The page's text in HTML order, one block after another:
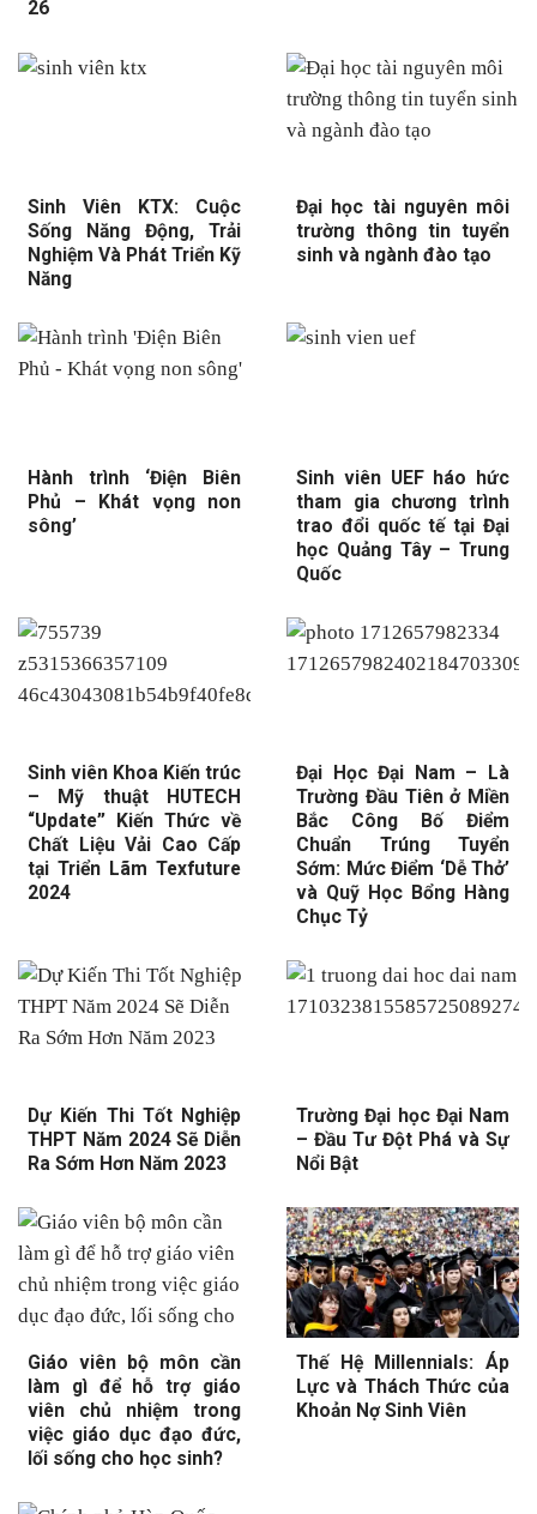
26
Sinh Viên KTX: Cuộc
Sống Năng Động, Trải
Nghiệm Và Phát Triển Kỹ
Năng
Đại học tài nguyên môi
trường thông tin tuyển
sinh và ngành đào tạo
Hành trình ‘Điện Biên
Phủ – Khát vọng non
sông’
Sinh viên UEF háo hức
tham gia chương trình
trao đổi quốc tế tại Đại
học Quảng Tây – Trung
Quốc
Sinh viên Khoa Kiến trúc
– Mỹ thuật HUTECH
“Update” Kiến Thức về
Chất Liệu Vải Cao Cấp
tại Triển Lãm Texfuture
2024
Đại Học Đại Nam – Là
Trường Đầu Tiên ở Miền
Bắc Công Bố Điểm
Chuẩn Trúng Tuyển
Sớm: Mức Điểm ‘Dễ Thở’
và Quỹ Học Bổng Hàng
Chục Tỷ
Dự Kiến Thi Tốt Nghiệp
THPT Năm 2024 Sẽ Diễn
Ra Sớm Hơn Năm 2023
Trường Đại học Đại Nam
– Đầu Tư Đột Phá và Sự
Nổi Bật
Giáo viên bộ môn cần
làm gì để hỗ trợ giáo
viên chủ nhiệm trong
việc giáo dục đạo đức,
lối sống cho học sinh?
Thế Hệ Millennials: Áp
Lực và Thách Thức của
Khoản Nợ Sinh Viên